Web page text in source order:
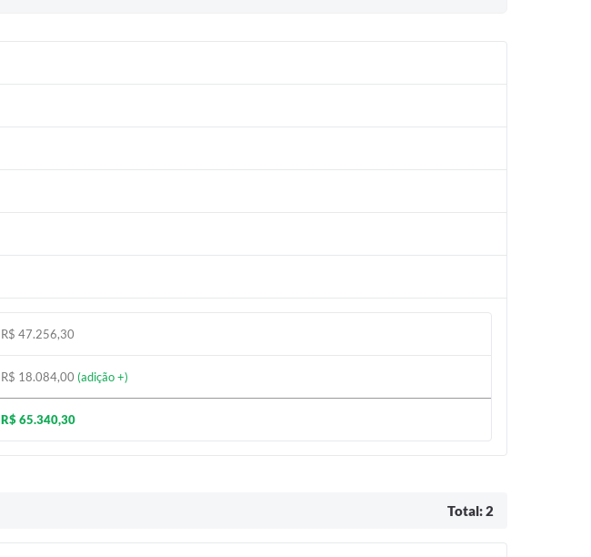
R$ 47.256,30
R$ 18.084,00 (adição +)
R$ 65.340,30
Total: 2